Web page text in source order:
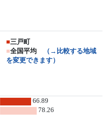
■三戸町
■全国平均
（→比較する地域
を変更できます）
66.89
78.26